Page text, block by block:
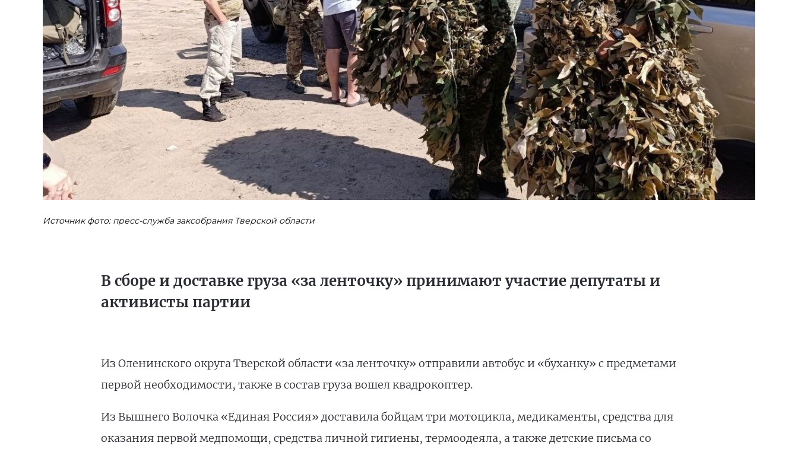
Источник фото: пресс-служба заксобрания Тверской области
В сборе и доставке груза «за ленточку» принимают участие депутаты и
активисты партии
Из Оленинского округа Тверской области «за ленточку» отправили автобус и «буханку» с предметами
первой необходимости, также в состав груза вошел квадрокоптер.
Из Вышнего Волочка «Единая Россия» доставила бойцам три мотоцикла, медикаменты, средства для
оказания первой медпомощи, средства личной гигиены, термоодеяла, а также детские письма со